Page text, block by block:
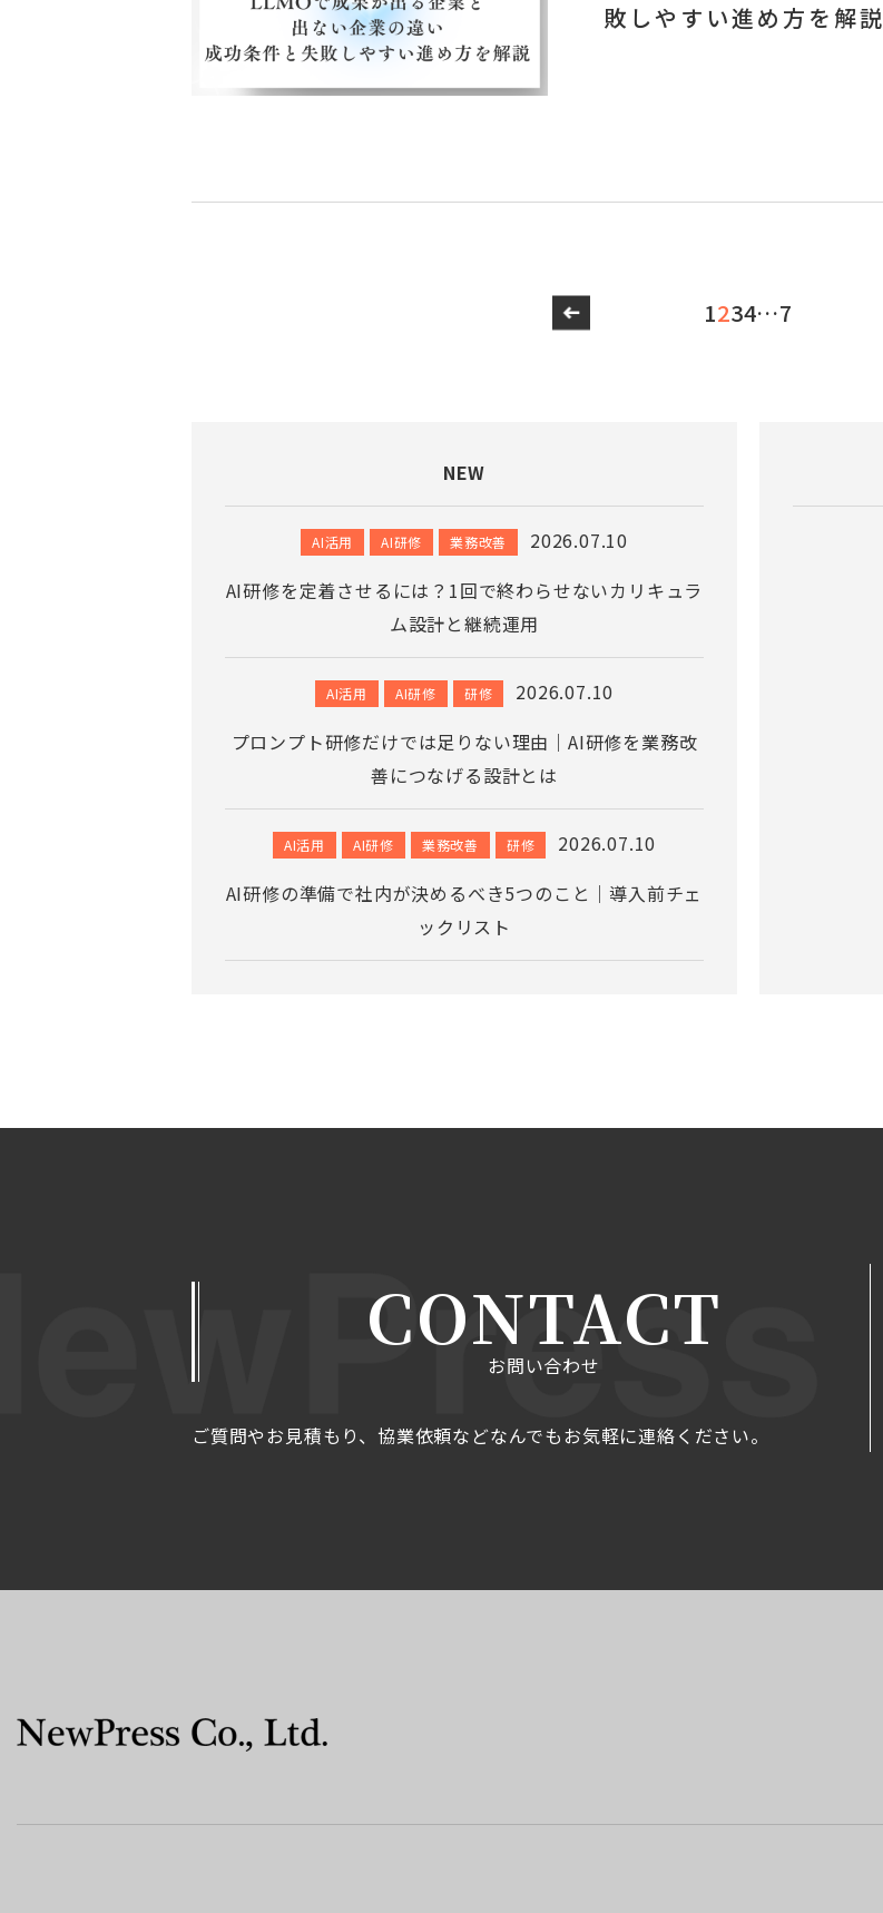
敗しやすい進め方を解説
1234…7
NEW
AI活用 AI研修 業務改善
2026.07.10
AI研修を定着させるには？1回で終わらせないカリキュラ
ム設計と継続運用
AI活用 AI研修 研修
2026.07.10
プロンプト研修だけでは足りない理由｜AI研修を業務改
善につなげる設計とは
AI活用 AI研修 業務改善 研修
2026.07.10
AI研修の準備で社内が決めるべき5つのこと｜導入前チェ
ックリスト
CONTACT
お問い合わせ
ご質問やお見積もり、協業依頼などなんでもお気軽に連絡ください。